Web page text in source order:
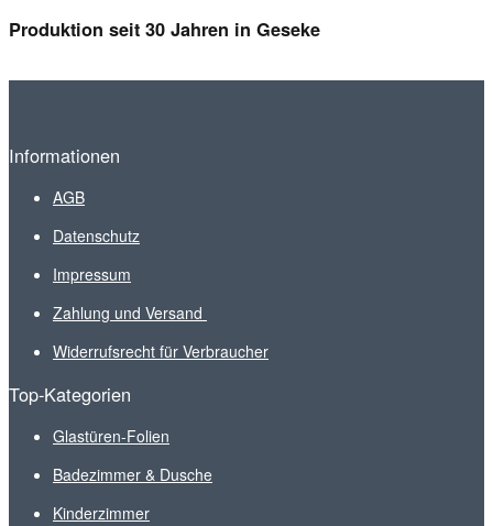
Produktion seit 30 Jahren in Geseke
Informationen
AGB
Datenschutz
Impressum
Zahlung und Versand
Widerrufsrecht für Verbraucher
Top-Kategorien
Glastüren-Folien
Badezimmer & Dusche
Kinderzimmer